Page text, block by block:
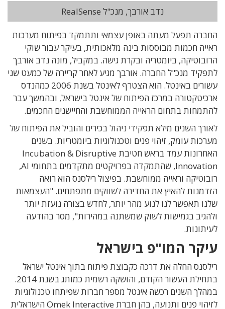
נדב אורבך, מנכ"ל RealSense
החברה תפעל מעתה באופן עצמאי ותתמקד בפיתוח מערכות
ראייה חכמות מבוססות בינה מלאכותית, בעיקר עבור שוקי
הרובוטיקה, ביומטריה ובקרת גישה. במקביל, מונה נדב אורבך
לתפקיד מנכ"ל החברה. אורבך מגיע לאחר קריירה של כמעט שני
עשורים באינטל. הוא הצטרף לאינטל בשנת 2006 כמהנדס
ארכיטקטורה במרכז הפיתוח של אינטל בישראל, ובהמשך עבר
להתמחות בתחום הראייה הממוחשבת והחיישנים החכמים.
לאורך השנים מילא תפקידי ניהול בכירים והוביל את הפיתוח של
מערכות עומק, זיהוי פנים וטכנולוגיות ביומטריות. בשנים
האחרונות עמד בראש חטיבת Incubation & Disruptive
Innovation, שהתמקדה בפרויקטים מתקדמים בתחומי AI,
רובוטיקה וראייה ממוחשבת. בפיצול רילסנס הוא רואה
הזדמנות להאיץ את החדירה לשווקים מתפתחים. "העצמאות
שלנו תאפשר לנו לנוע מהר יותר, לחדש בצורה נועזת יותר
ולהגיב בגמישות לשוק שמשתנה במהירות", מסר בהודעה
לעיתונות.
עיקר המו"פ בישראל
רילסנס החלה את דרכה כקבוצת פיתוח בתוך אינטל ישראל
בתחילת העשור הקודם, והושקה רשמית כמותג בשנת 2014.
במהלך השנים רכשה אינטל מספר חברות שפיתחו טכנולוגיות
לזיהוי פנים ותנועה, בהן חברת Omek Interactive הישראלית